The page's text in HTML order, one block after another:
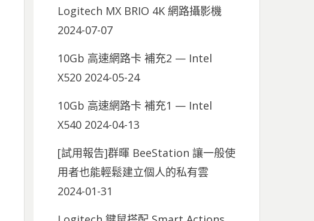
Logitech MX BRIO 4K 網路攝影機
2024-07-07
10Gb 高速網路卡 補充2 — Intel
X520 2024-05-24
10Gb 高速網路卡 補充1 — Intel
X540 2024-04-13
[試用報告]群暉 BeeStation 讓一般使
用者也能輕鬆建立個人的私有雲
2024-01-31